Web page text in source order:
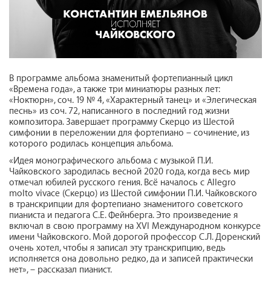
В программе альбома знаменитый фортепианный цикл
«Времена года», а также три миниатюры разных лет:
«Ноктюрн», соч. 19 № 4, «Характерный танец» и «Элегическая
песнь» из соч. 72, написанного в последний год жизни
композитора. Завершает программу Скерцо из Шестой
симфонии в переложении для фортепиано – сочинение, из
которого родилась концепция альбома.
«Идея монографического альбома с музыкой П.И.
Чайковского зародилась весной 2020 года, когда весь мир
отмечал юбилей русского гения. Всё началось с Allegro
molto vivace (Скерцо) из Шестой симфонии П.И. Чайковского
в транскрипции для фортепиано знаменитого советского
пианиста и педагога С.Е. Фейнберга. Это произведение я
включал в свою программу на XVI Международном конкурсе
имени Чайковского. Мой дорогой профессор С.Л. Доренский
очень хотел, чтобы я записал эту транскрипцию, ведь
исполняется она довольно редко, да и записей практически
нет», – рассказал пианист.